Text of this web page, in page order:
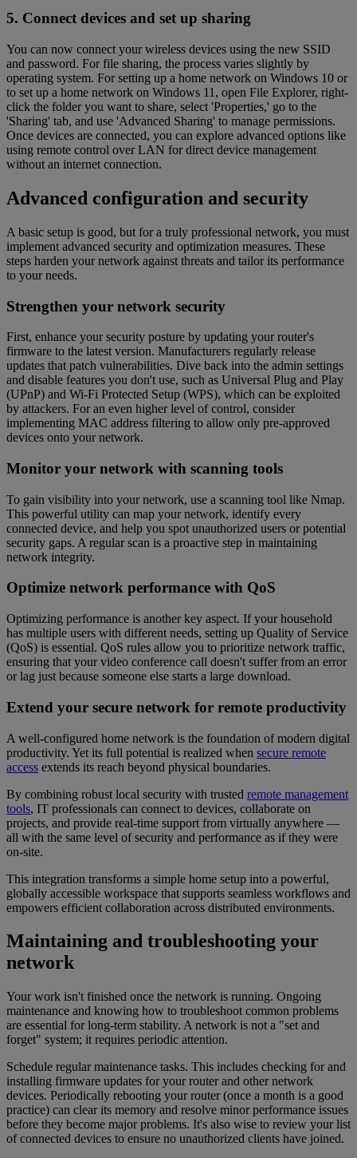
5. Connect devices and set up sharing
You can now connect your wireless devices using the new SSID
and password. For file sharing, the process varies slightly by
operating system. For setting up a home network on Windows 10 or
to set up a home network on Windows 11, open File Explorer, right-
click the folder you want to share, select 'Properties,' go to the
'Sharing' tab, and use 'Advanced Sharing' to manage permissions.
Once devices are connected, you can explore advanced options like
using remote control over LAN for direct device management
without an internet connection.
Advanced configuration and security
A basic setup is good, but for a truly professional network, you must
implement advanced security and optimization measures. These
steps harden your network against threats and tailor its performance
to your needs.
Strengthen your network security
First, enhance your security posture by updating your router's
firmware to the latest version. Manufacturers regularly release
updates that patch vulnerabilities. Dive back into the admin settings
and disable features you don't use, such as Universal Plug and Play
(UPnP) and Wi-Fi Protected Setup (WPS), which can be exploited
by attackers. For an even higher level of control, consider
implementing MAC address filtering to allow only pre-approved
devices onto your network.
Monitor your network with scanning tools
To gain visibility into your network, use a scanning tool like Nmap.
This powerful utility can map your network, identify every
connected device, and help you spot unauthorized users or potential
security gaps. A regular scan is a proactive step in maintaining
network integrity.
Optimize network performance with QoS
Optimizing performance is another key aspect. If your household
has multiple users with different needs, setting up Quality of Service
(QoS) is essential. QoS rules allow you to prioritize network traffic,
ensuring that your video conference call doesn't suffer from an error
or lag just because someone else starts a large download.
Extend your secure network for remote productivity
A well-configured home network is the foundation of modern digital
productivity. Yet its full potential is realized when secure remote
access extends its reach beyond physical boundaries.
By combining robust local security with trusted remote management
tools, IT professionals can connect to devices, collaborate on
projects, and provide real-time support from virtually anywhere —
all with the same level of security and performance as if they were
on-site.
This integration transforms a simple home setup into a powerful,
globally accessible workspace that supports seamless workflows and
empowers efficient collaboration across distributed environments.
Maintaining and troubleshooting your
network
Your work isn't finished once the network is running. Ongoing
maintenance and knowing how to troubleshoot common problems
are essential for long-term stability. A network is not a "set and
forget" system; it requires periodic attention.
Schedule regular maintenance tasks. This includes checking for and
installing firmware updates for your router and other network
devices. Periodically rebooting your router (once a month is a good
practice) can clear its memory and resolve minor performance issues
before they become major problems. It's also wise to review your list
of connected devices to ensure no unauthorized clients have joined.